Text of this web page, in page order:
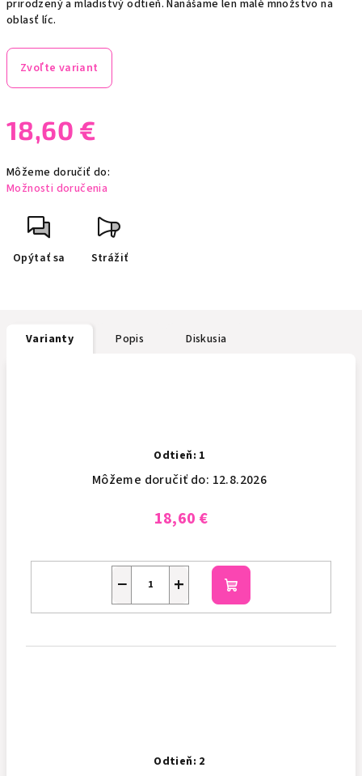
prirodzený a mladistvý odtieň. Nanášame len malé množstvo na
oblasť líc.
Zvoľte variant
18,60 €
cena:
Môžeme doručiť do:
Možnosti doručenia
Opýtať sa Strážiť
Varianty Popis Diskusia
Odtieň: 1
Môžeme doručiť do: 12.8.2026
18,60 €
+
− Do
košíka
Odtieň: 2